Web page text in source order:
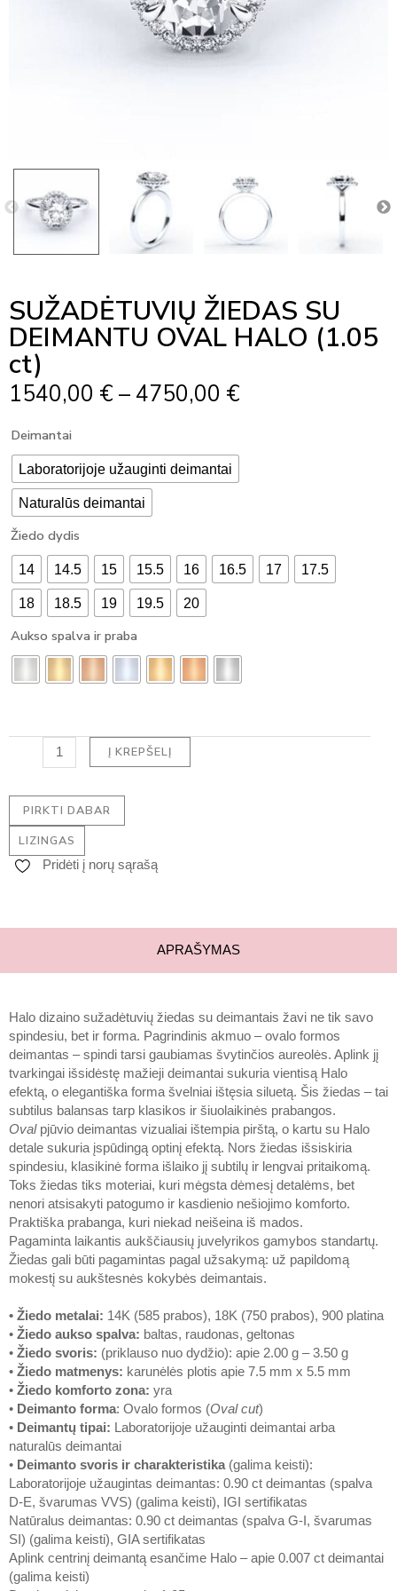
SUŽADĖTUVIŲ ŽIEDAS SU
DEIMANTU OVAL HALO (1.05
ct)
1540,00 € – 4750,00 €
Deimantai
Laboratorijoje užauginti deimantai
Naturalūs deimantai
Žiedo dydis
14 14.5 15 15.5 16 16.5 17 17.5
18 18.5 19 19.5 20
Aukso spalva ir praba
produkto
SUŽADĖTUVIŲ
ŽIEDAS
SU
DEIMANTU
OVAL
HALO
(1.05
ct)
Į KREPŠELĮ
PIRKTI DABAR
LIZINGAS
Pridėti į norų sąrašą
APRAŠYMAS
Halo dizaino sužadėtuvių žiedas su deimantais žavi ne tik savo
spindesiu, bet ir forma. Pagrindinis akmuo – ovalo formos
deimantas – spindi tarsi gaubiamas švytinčios aureolės. Aplink jį
tvarkingai išsidėstę mažieji deimantai sukuria vientisą Halo
efektą, o elegantiška forma švelniai ištęsia siluetą. Šis žiedas – tai
subtilus balansas tarp klasikos ir šiuolaikinės prabangos.
Ovalpjūvio deimantas vizualiai ištempia pirštą, o kartu su Halo
detale sukuria įspūdingą optinį efektą. Nors žiedas išsiskiria
spindesiu, klasikinė forma išlaiko jį subtilų ir lengvai pritaikomą.
Toks žiedas tiks moteriai, kuri mėgsta dėmesį detalėms, bet
nenori atsisakyti patogumo ir kasdienio nešiojimo komforto.
Praktiška prabanga, kuri niekad neišeina iš mados.
Pagaminta laikantis aukščiausių juvelyrikos gamybos standartų.
Žiedas gali būti pagamintas pagal užsakymą: už papildomą
mokestį su aukštesnės kokybės deimantais.
• Žiedo metalai: 14K (585 prabos), 18K (750 prabos), 900 platina
• Žiedo aukso spalva: baltas, raudonas, geltonas
• Žiedo svoris: (priklauso nuo dydžio): apie 2.00 g – 3.50 g
• Žiedo matmenys: karunėlės plotis apie 7.5 mm x 5.5 mm
• Žiedo komforto zona: yra
• Deimanto forma: Ovalo formos (Oval cut)
• Deimantų tipai: Laboratorijoje užauginti deimantai arba
naturalūs deimantai
• Deimanto svoris ir charakteristika (galima keisti):
Laboratorijoje užaugintas deimantas: 0.90 ct deimantas (spalva
D-E, švarumas VVS) (galima keisti), IGI sertifikatas
Natūralus deimantas: 0.90 ct deimantas (spalva G-I, švarumas
SI) (galima keisti), GIA sertifikatas
Aplink centrinį deimantą esančime Halo – apie 0.007 ct deimantai
(galima keisti)